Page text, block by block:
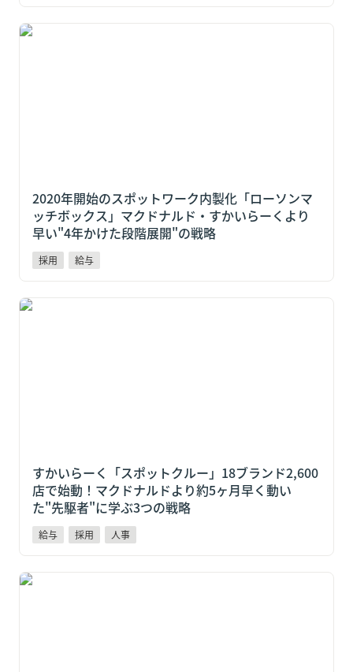
2020年開始のスポットワーク内製化「ローソンマッチ
2020年開始のスポットワーク内製化「ローソンマ
ッチボックス」マクドナルド・すかいらーくより
早い"4年かけた段階展開"の戦略
採用 給与
すかいらーく「スポットクルー」18ブランド2,600店で
すかいらーく「スポットクルー」18ブランド2,600
店で始動！マクドナルドより約5ヶ月早く動い
た"先駆者"に学ぶ3つの戦略
給与 採用 人事
マクドナルドが元クルー300万人限定スポットワーク